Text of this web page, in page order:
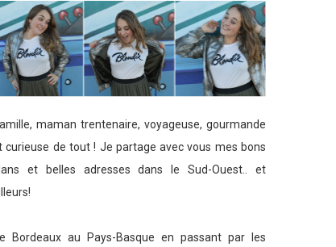
maman trentenaire, voyageuse, gourmande
curieuse de tout ! Je partage avec vous mes bons
et belles adresses dans le Sud-Ouest.. et
Bordeaux au Pays-Basque en passant par les